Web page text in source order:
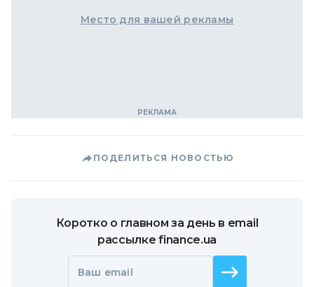
Место для вашей рекламы
ПОДЕЛИТЬСЯ НОВОСТЬЮ
Коротко о главном за день в email
рассылке finance.ua
Ваш email